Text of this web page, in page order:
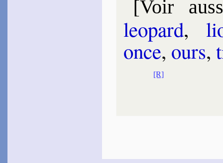
[Voir
leo­pard,
once, ours,
[R]